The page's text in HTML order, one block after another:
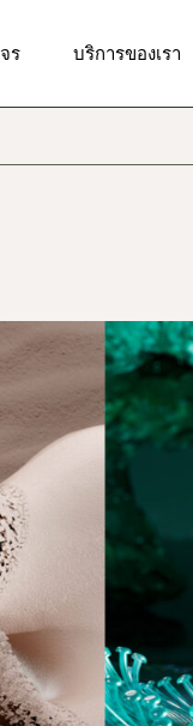
ร
ษะ
องปาก
อนเร้น
ำหรับผู้ชาย
บริการของเรา
บริการให้คำปรึก
องปาก
อนเร้น
ำหรับผู้ชาย
บริการวิจัยและ
สินค้า, โลโก้